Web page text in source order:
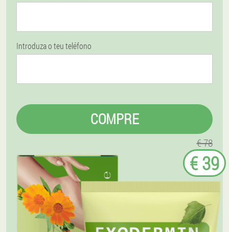
Introduza o teu teléfono
COMPRE
€ 78
€ 39